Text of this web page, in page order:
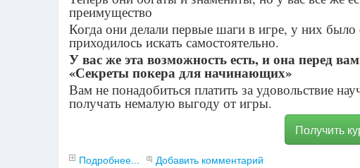
преимущество
Когда они делали первые шаги в игре, у них
приходилось искать самостоятельно.
У вас же эта возможность есть, и она перед
«Секреты покера для начинающих»
Вам не понадобиться платить за удовольствие
получать немалую выгоду от игры.
Получить
Подробнее... Добавить комментарий